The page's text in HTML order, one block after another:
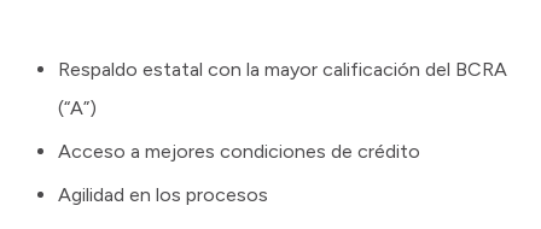
Respaldo estatal con la mayor calificación del BCRA
(“A”)
Acceso a mejores condiciones de crédito
Agilidad en los procesos